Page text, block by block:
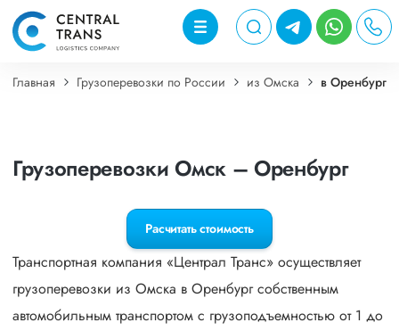
Главная Грузоперевозки по России из Омска в Оренбург
Грузоперевозки Омск – Оренбург
Расчитать стоимость
Транспортная компания «Централ Транс» осуществляет
грузоперевозки из Омска в Оренбург собственным
автомобильным транспортом с грузоподъемностью от 1 до